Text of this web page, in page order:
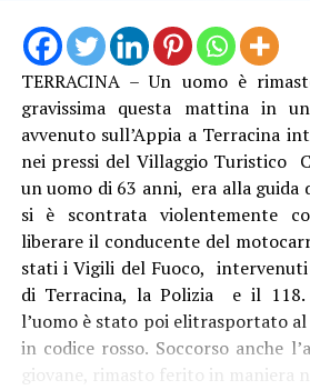
Audio
Player
00:00
Per il sindacalista, che martedì
altre due sigle, Cgil e Uil,
fondamentali: “Se non si revoca la
con un esito positivo la
collettivo, diventa un problema
assumere. Inoltre, se non si fanno
TERRACINA – Un uomo è
gravissima questa mattina in
avvenuto sull’Appia a Terracina
nei pressi del Villaggio Turistico
un uomo di 63 anni, era alla guida
si è scontrata violentemente
liberare il conducente del
stati i Vigili del Fuoco,
di Terracina, la Polizia e il 118.
l’uomo è stato poi elitrasportato al
in codice rosso. Soccorso anche
giovane, rimasto ferito in maniera